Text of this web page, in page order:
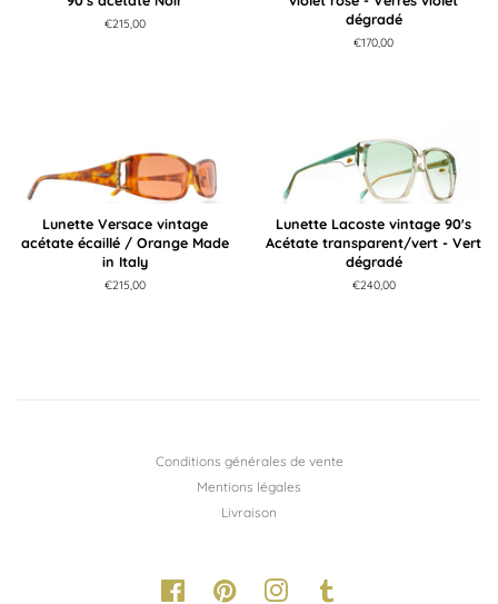
Prix
€215,00
dégradé
Prix
€170,00
Lunette Versace vintage
acétate écaillé / Orange Made
in Italy
Prix
€215,00
Lunette Lacoste vintage 90's
Acétate transparent/vert - Vert
dégradé
Prix
€240,00
Conditions générales de vente
Mentions légales
Livraison
FacebookPinterestInstagram